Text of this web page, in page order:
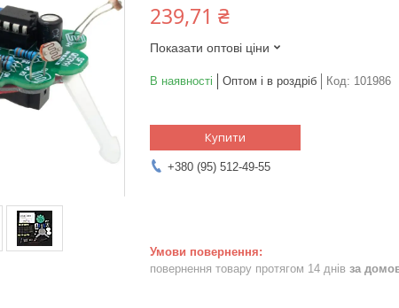
239,71 ₴
Показати оптові ціни
В наявності Оптом і в роздріб Код: 101986
Купити
+380 (95) 512-49-55
повернення товару протягом 14 днів за